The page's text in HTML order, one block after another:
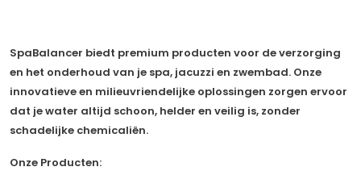
SpaBalancer biedt premium producten voor de verzorging
en het onderhoud van je spa, jacuzzi en zwembad. Onze
innovatieve en milieuvriendelijke oplossingen zorgen ervoor
dat je water altijd schoon, helder en veilig is, zonder
schadelijke chemicaliën.
Onze Producten: